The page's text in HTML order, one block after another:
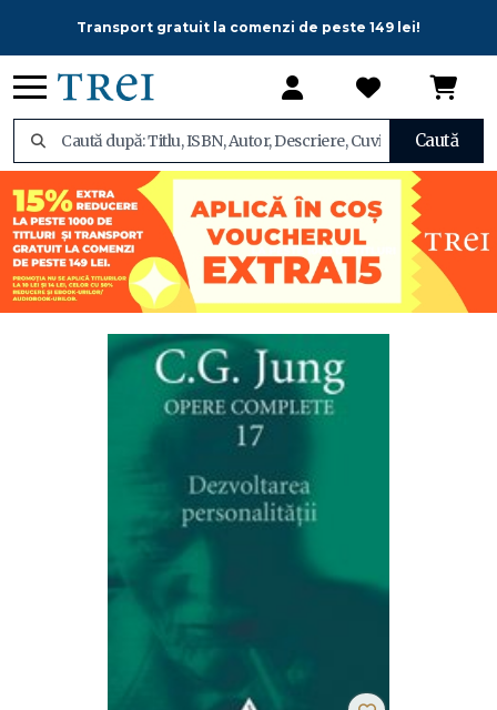
Transport gratuit la comenzi de peste 149 lei!
Caută